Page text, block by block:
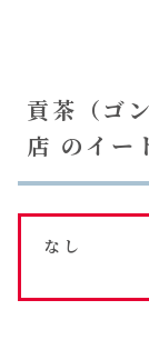
貢茶（ゴ
店 のイー
なし